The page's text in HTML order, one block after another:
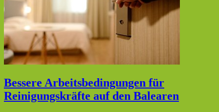
Bessere Arbeitsbedingungen für
Reinigungskräfte auf den Balearen